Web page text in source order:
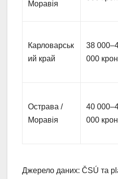
Моравія
Карловарськ
ий край
38
000 крон
Острава /
Моравія
40
000 крон
Джерело даних: ČSÚ та